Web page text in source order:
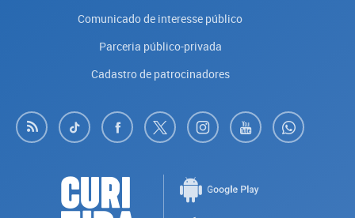
Comunicado de interesse público
Parceria público-privada
Cadastro de patrocinadores